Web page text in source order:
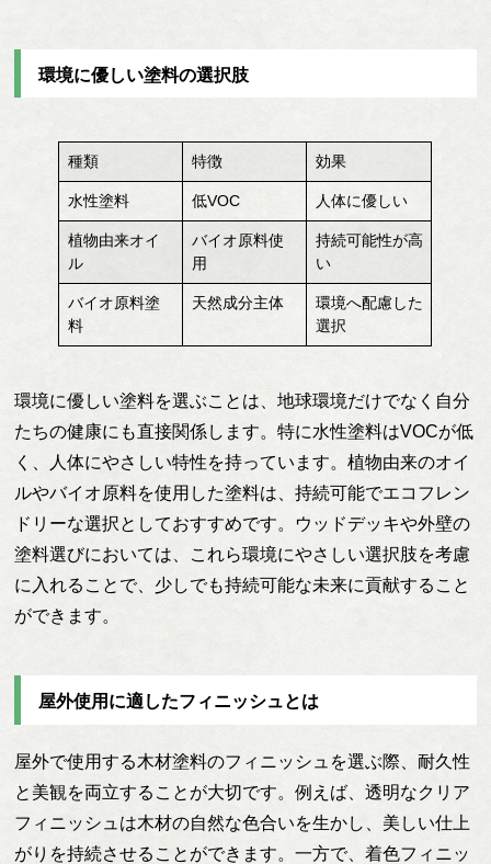
環境に優しい塗料の選択肢
種類 特徴 効果
水性塗料 低VOC 人体に優しい
植物由来オイ
ル
バイオ原料使
用
持続可能性が高
い
バイオ原料塗
料
天然成分主体
環境へ配慮した
選択
環境に優しい塗料を選ぶことは、地球環境だけでなく自分
たちの健康にも直接関係します。特に水性塗料はVOCが低
く、人体にやさしい特性を持っています。植物由来のオイ
ルやバイオ原料を使用した塗料は、持続可能でエコフレン
ドリーな選択としておすすめです。ウッドデッキや外壁の
塗料選びにおいては、これら環境にやさしい選択肢を考慮
に入れることで、少しでも持続可能な未来に貢献すること
ができます。
屋外使用に適したフィニッシュとは
屋外で使用する木材塗料のフィニッシュを選ぶ際、耐久性
と美観を両立することが大切です。例えば、透明なクリア
フィニッシュは木材の自然な色合いを生かし、美しい仕上
がりを持続させることができます。一方で、着色フィニッ